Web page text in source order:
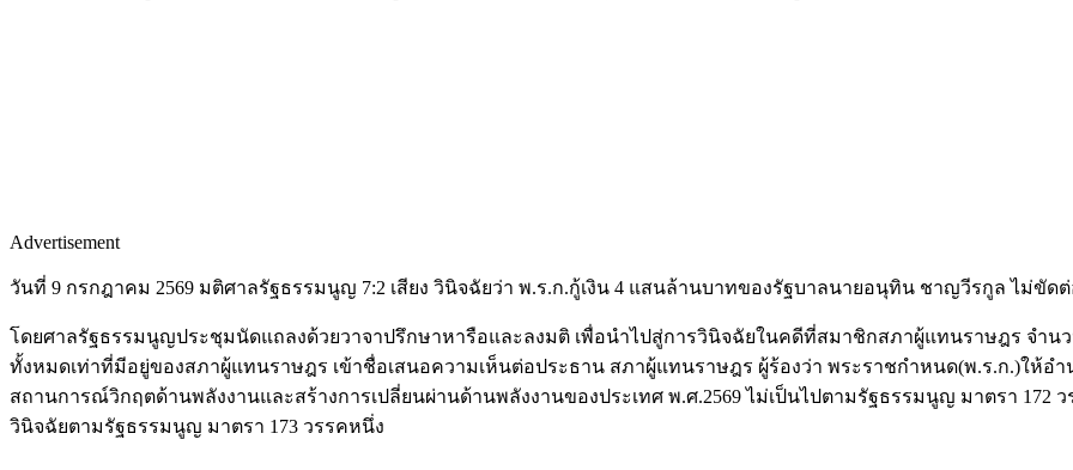
Advertisement
วันที่ 9 กรกฎาคม 2569 มติศาลรัฐธรรมนูญ 7:2 เสียง วินิจฉัยว่า พ.ร.ก.กู้เงิน 4 แสนล้านบาทของรัฐบาลนายอนุทิน ชาญวีรกูล ไม่ขัด
โดยศาลรัฐธรรมนูญประชุมนัดแถลงด้วยวาจาปรึกษาหารือและลงมติ เพื่อนำไปสู่การวินิจฉัยในคดีที่สมาชิกสภาผู้แทนราษฎร จำน
ทั้งหมดเท่าที่มีอยู่ของสภาผู้แทนราษฎร เข้าชื่อเสนอความเห็นต่อประธาน สภาผู้แทนราษฎร ผู้ร้องว่า พระราชกำหนด(พ.ร.ก.)ให้อ
สถานการณ์วิกฤตด้านพลังงานและสร้างการเปลี่ยนผ่านด้านพลังงานของประเทศ พ.ศ.2569 ไม่เป็นไปตามรัฐธรรมนูญ มาตรา 172
วินิจฉัยตามรัฐธรรมนูญ มาตรา 173 วรรคหนึ่ง